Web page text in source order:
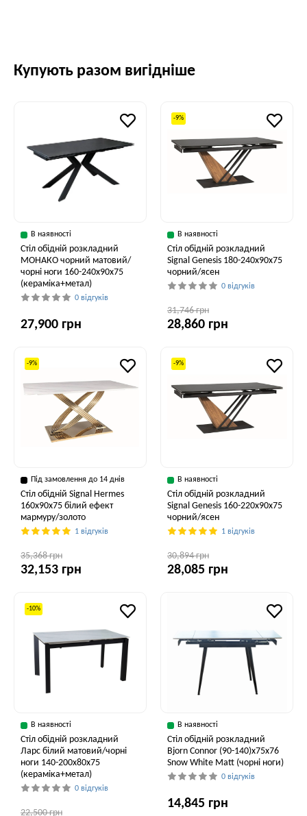
Купують разом вигідніше
В наявності
Стіл обідній розкладний
МОНАКО чорний матовий/
чорні ноги 160-240x90x75
(кераміка+метал)
0 відгуків
27,900 грн
-9%
В наявності
Стіл обідній розкладний
Signal Genesis 180-240x90x75
чорний/ясен
0 відгуків
31,746 грн
28,860 грн
-9%
Під замовлення до 14 днів
Стіл обідній Signal Hermes
160x90x75 білий ефект
мармуру/золото
1 відгуків
35,368 грн
32,153 грн
-9%
В наявності
Стіл обідній розкладний
Signal Genesis 160-220x90x75
чорний/ясен
1 відгуків
30,894 грн
28,085 грн
-10%
В наявності
Стіл обідній розкладний
Ларс білий матовий/чорні
ноги 140-200x80x75
(кераміка+метал)
0 відгуків
22,500 грн
В наявності
Стіл обідній розкладний
Bjorn Connor (90-140)х75х76
Snow White Matt (чорні ноги)
0 відгуків
14,845 грн